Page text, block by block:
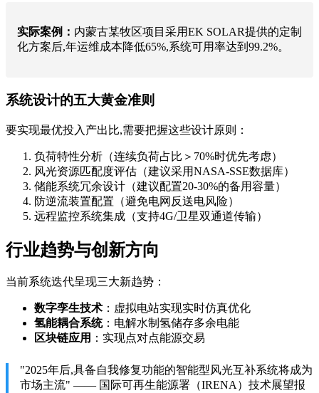
实际案例： 内蒙古某牧区项目采用EK SOLAR提供的定制
化方案后,年运维成本降低65%,系统可用率达到99.2%。
系统设计的五大黄金准则
要实现最优投入产出比,需要把握这些设计原则：
负荷特性分析（连续负荷占比＞70%时优先考虑）
风光资源匹配度评估（建议采用NASA-SSE数据库）
储能系统冗余设计（建议配置20-30%的备用容量）
防逆流装置配置（避免电网反送电风险）
远程监控系统集成（支持4G/卫星双通道传输）
行业趋势与创新方向
当前系统迭代呈现三大新趋势：
数字孪生技术 ：虚拟电站实现实时仿真优化
氢能耦合系统：电解水制氢储存多余电能
区块链应用 ：实现点对点能源交易
"2025年后,具备自我修复功能的智能型风光互补系统将成为
市场主流" —— 国际可再生能源署（IRENA）技术展望报